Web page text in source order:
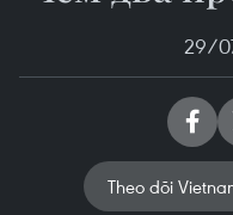
29/
Theo dõi